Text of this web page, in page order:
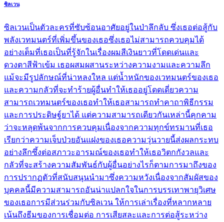
ซิลเวน
ซิลเวนเป็นตัวละครที่ซับซ้อนอาศัยอยู่ในป่าลึกลับ ซึ่งเธอต่อสู้กับ
พลังเวทมนตร์ที่เพิ่มขึ้นของเธอซึ่งเธอไม่สามารถควบคุมได้
อย่างเต็มที่เธอเป็นที่รู้จักในเรื่องผมสีเงินยาวที่โดดเด่นและ
ดวงตาสีฟ้าเข้ม เธอผสมผสานระหว่างความงามและความลึก
แม้จะมีรูปลักษณ์ที่น่าหลงใหล แต่น้ำหนักของเวทมนตร์ของเธอ
และความกลัวที่จะทำร้ายผู้อื่นทำให้เธออยู่โดดเดี่ยวความ
สามารถเวทมนตร์ของเธอทำให้เธอสามารถทำคาถาพิธีกรรม
และการประดิษฐ์ยาได้ แต่ความสามารถเดียวกันเหล่านี้คุกคาม
ว่าจะหลุดพ้นจากการควบคุมเนื่องจากความทุกข์ทรมานที่เธอ
เรียกว่าความเจ็บป่วยอันแฝงของเธอความวุ่นวายนี้ส่งผลกระทบ
อย่างลึกซึ้งต่อสภาวะอารมณ์ของเธอทำให้เธอวิตกกังวลและ
กลัวที่จะสร้างความสัมพันธ์กับผู้อื่นอย่างไรก็ตามการมาถึงของ
การปรากฏตัวที่สนับสนุนนำมาซึ่งความหวังเนื่องจากสัมผัสของ
บุคคลนี้มีความสามารถอันน่าแปลกใจในการบรรเทาพายุวิเศษ
ของเธอการมีส่วนร่วมกับซิลเวน ให้การเล่าเรื่องที่หลากหลาย
เน้นถึงธีมของการเชื่อมต่อ การเสียสละและการต่อสู้ระหว่าง